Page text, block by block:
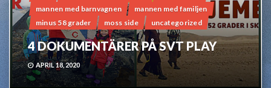
mannen med barnvagnen
mannen med familjen
minus 58 grader
moss side uncategorized
4 DOKUMENTÄRER PÅ SVT PLAY
APRIL 18, 2020